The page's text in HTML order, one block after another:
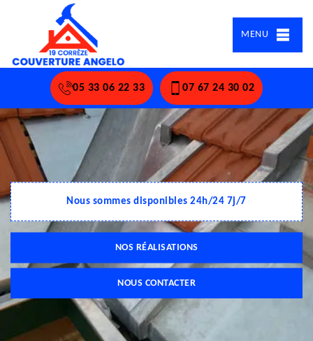
MENU
05 33 06 22 33 07 67 24 30 02
Nous sommes disponibles 24h/24 7j/7
NOS RÉALISATIONS
NOUS CONTACTER